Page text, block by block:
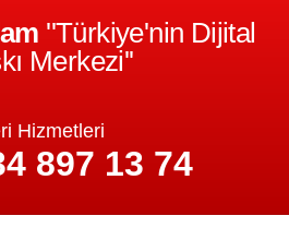
''Türkiye'nin Dijital
Merkezi''
Hizmetleri
897 13 74